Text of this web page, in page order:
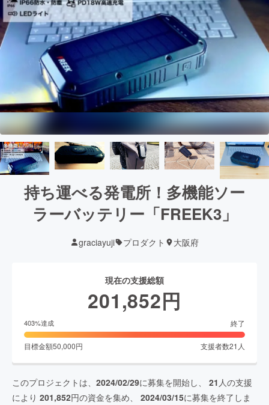
持ち運べる発電所！多機能ソー
ラーバッテリー「FREEK3」
graciayuji プロダクト 大阪府
現在の支援総額
201,852円
403%達成 終了
目標金額50,000円 支援者数21 人
このプロジェクトは、 2024/02/29に募集を開始し、 21 人の支援
により 201,852円の資金を集め、 2024/03/15に募集を終了しま